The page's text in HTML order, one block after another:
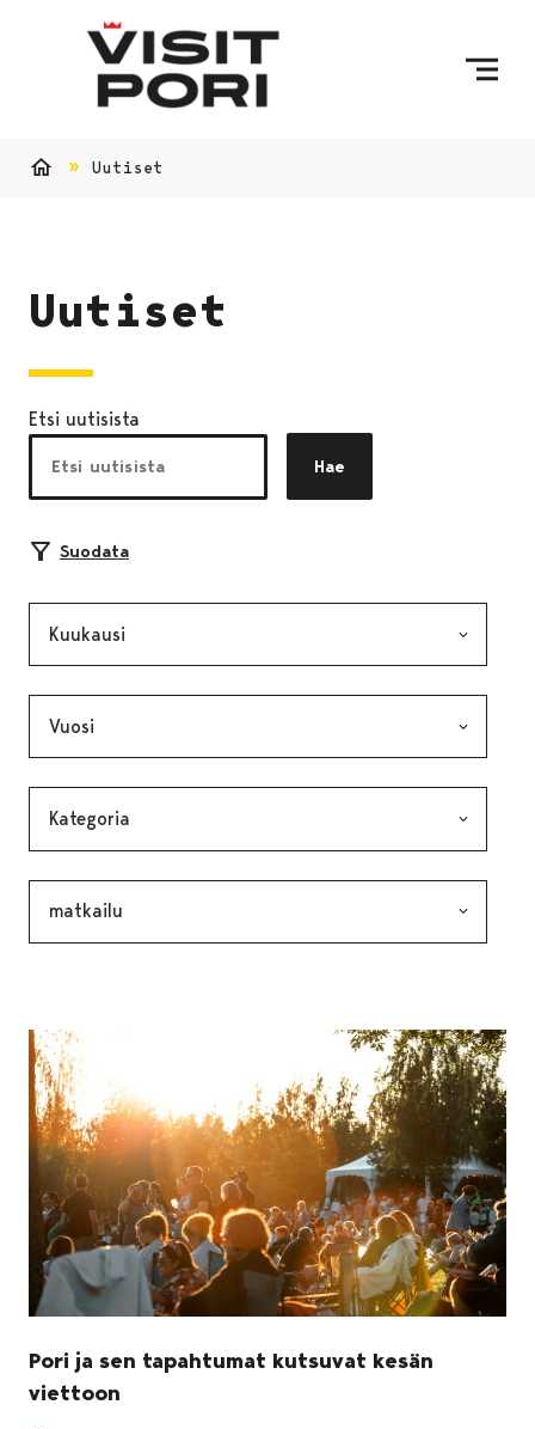
Uutiset
Uutiset
Etsi uutisista
Hae
Suodata
Pori ja sen tapahtumat kutsuvat kesän
viettoon